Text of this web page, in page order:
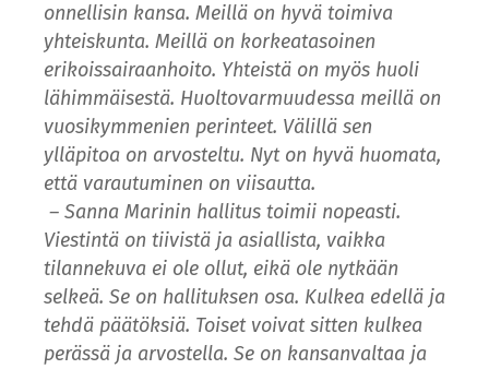
onnellisin kansa. Meillä on hyvä toimiva
yhteiskunta. Meillä on korkeatasoinen
erikoissairaanhoito. Yhteistä on myös huoli
lähimmäisestä. Huoltovarmuudessa meillä on
vuosikymmenien perinteet. Välillä sen
ylläpitoa on arvosteltu. Nyt on hyvä huomata,
että varautuminen on viisautta.
– Sanna Marinin hallitus toimii nopeasti.
Viestintä on tiivistä ja asiallista, vaikka
tilannekuva ei ole ollut, eikä ole nytkään
selkeä. Se on hallituksen osa. Kulkea edellä ja
tehdä päätöksiä. Toiset voivat sitten kulkea
perässä ja arvostella. Se on kansanvaltaa ja